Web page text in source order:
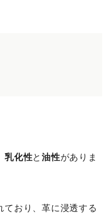
乳化性と油性がありま
ており、革に浸透する